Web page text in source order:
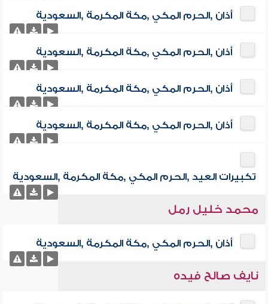
أذان ,الحرم المكي ,مكة المكرمة ,السعودية
أذان ,الحرم المكي ,مكة المكرمة ,السعودية
أذان ,الحرم المكي ,مكة المكرمة ,السعودية
أذان ,الحرم المكي ,مكة المكرمة ,السعودية
تكبيرات العيد ,الحرم المكي ,مكة المكرمة ,السعودية
محمد خليل رمل
أذان ,الحرم المكي ,مكة المكرمة ,السعودية
نايف صالح فيده